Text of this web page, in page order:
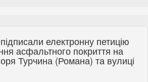
підписали електронну петицію
асфальтного покриття на
Турчина (Романа) та вулиці